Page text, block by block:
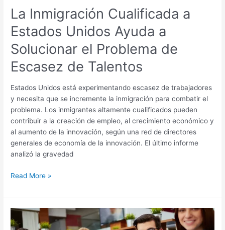
La Inmigración Cualificada a
Estados Unidos Ayuda a
Solucionar el Problema de
Escasez de Talentos
Estados Unidos está experimentando escasez de trabajadores
y necesita que se incremente la inmigración para combatir el
problema. Los inmigrantes altamente cualificados pueden
contribuir a la creación de empleo, al crecimiento económico y
al aumento de la innovación, según una red de directores
generales de economía de la innovación. El último informe
analizó la gravedad
Escasez
de
Read More »
Se
Requieren